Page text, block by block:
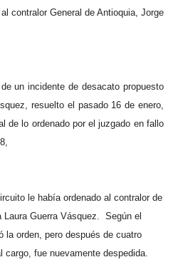
contralor General de Antioquia, Jorge
un incidente de desacato propuesto
resuelto el pasado 16 de enero,
de lo ordenado por el juzgado en fallo
le había ordenado al contralor de
Guerra Vásquez.
Según el
la orden, pero después de cuatro
fue nuevamente despedida.